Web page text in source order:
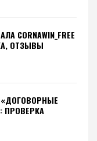
CORNAWIN_FREE
ОТЗЫВЫ
ПРОВЕРКА